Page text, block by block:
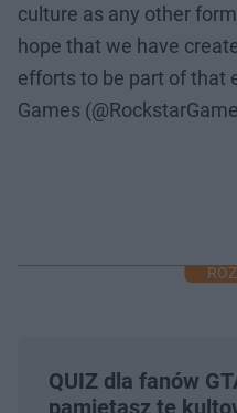
culture as any other
hope that we have
efforts to be part of that
Games
QUIZ dla fanów
pamiętasz tę